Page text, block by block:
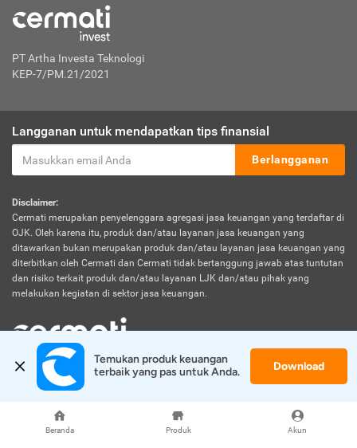
Beranda Produk Akun
PT Artha Investa Teknologi
KEP-7/PM.21/2021
Langganan untuk mendapatkan tips finansial
Berlangganan
Disclaimer:
Cermati merupakan penyelenggara agregasi jasa keuangan yang terdaftar di
OJK. Oleh karena itu, produk dan/atau layanan jasa keuangan yang
ditawarkan bukan merupakan produk dan/atau layanan jasa keuangan yang
diterbitkan oleh Cermati dan Cermati tidak bertanggung jawab atas tuntutan
dan risiko terkait produk dan/atau layanan LJK dan/atau pihak yang
melakukan kegiatan di sektor jasa keuangan.
© 2026 Cermati. All Rights Reserved.
Temukan produk keuangan
terbaik yang pas untuk Anda.
Download